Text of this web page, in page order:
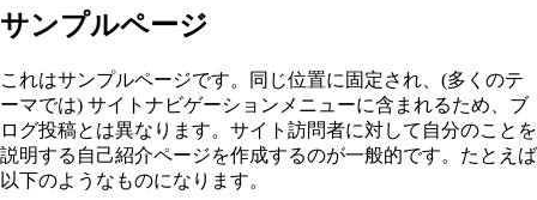
へ
キ
ッ
プ
サンプルページ
これはサンプルページです。同じ位置に固定され、(多くのテ
ーマでは) サイトナビゲーションメニューに含まれるため、ブ
ログ投稿とは異なります。サイト訪問者に対して自分のことを
説明する自己紹介ページを作成するのが一般的です。たとえば
以下のようなものになります。